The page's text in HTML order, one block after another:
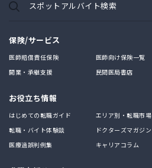
スポットアルバイト検索
保険/サービス
医師賠償責任保険
医師向け保険一覧
開業・承継支援
民間医局書店
お役立ち情報
はじめての転職ガイド
エリア別・転職市場
転職・バイト体験談
ドクターズマガジン
医療過誤判例集
キャリアコラム